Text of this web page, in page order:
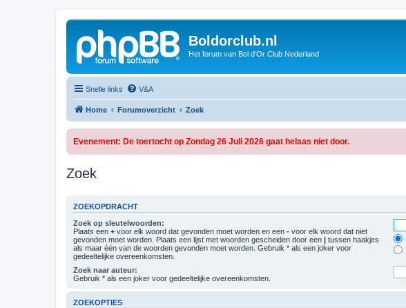
Boldorclub.nl
Het forum van Bol d'Or Club Nederland
Snelle links V&A
Home Forumoverzicht Zoek
Evenement: De toertocht op Zondag 26 Juli 2026 gaat helaas niet door.
Zoek
ZOEKOPDRACHT
Zoek op sleutelwoorden:
Plaats een + voor elk woord dat gevonden moet worden en een - voor elk woord dat niet
gevonden moet worden. Plaats een lijst met woorden gescheiden door een | tussen haakjes
als maar één van de woorden gevonden moet worden. Gebruik * als een joker voor
gedeeltelijke overeenkomsten.
Zoek naar auteur:
Gebruik * als een joker voor gedeeltelijke overeenkomsten.
ZOEKOPTIES